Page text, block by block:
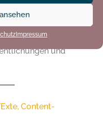
Impressum
schreiben möchtest.
hast immer einen
und